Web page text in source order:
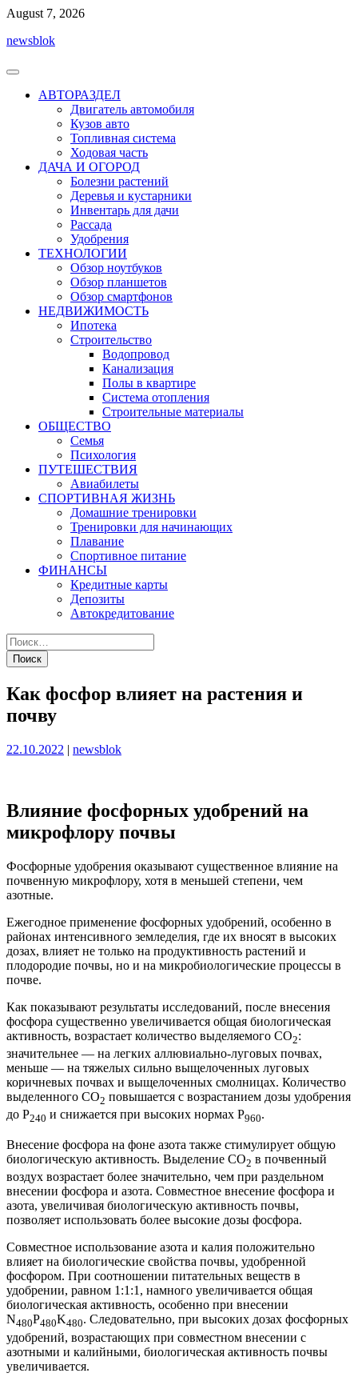
Перейти
содержимому
August 7, 2026
newsblok
АВТОРАЗДЕЛ
Двигатель автомобиля
Кузов авто
Топливная система
Ходовая часть
ДАЧА И ОГОРОД
Болезни растений
Деревья и кустарники
Инвентарь для дачи
Рассада
Удобрения
ТЕХНОЛОГИИ
Обзор ноутбуков
Обзор планшетов
Обзор смартфонов
НЕДВИЖИМОСТЬ
Ипотека
Строительство
Водопровод
Канализация
Полы в квартире
Система отопления
Строительные материалы
ОБЩЕСТВО
Семья
Психология
ПУТЕШЕСТВИЯ
Авиабилеты
СПОРТИВНАЯ ЖИЗНЬ
Домашние тренировки
Тренировки для начинающих
Плавание
Спортивное питание
ФИНАНСЫ
Кредитные карты
Депозиты
Автокредитование
Как фосфор влияет на растения и
почву
Опубликовано
22.10.2022 | Опубликовано
newsblok
Влияние фосфорных удобрений на
микрофлору почвы
Фосфорные удобрения оказывают существенное влияние на
почвенную микрофлору, хотя в меньшей степени, чем
азотные.
Ежегодное применение фосфорных удобрений, особенно в
районах интенсивного земледелия, где их вносят в высоких
дозах, влияет не только на продуктивность растений и
плодородие почвы, но и на микробиологические процессы в
почве.
Как показывают результаты исследований, после внесения
фосфора существенно увеличивается общая биологическая
активность, возрастает количество выделяемого СO2:
значительнее — на легких аллювиально-луговых почвах,
меньше — на тяжелых сильно выщелоченных луговых
коричневых почвах и выщелоченных смолницах. Количество
выделенного СO2 повышается с возрастанием дозы удобрения
до Р240 и снижается при высоких нормах Р960.
Внесение фосфора на фоне азота также стимулирует общую
биологическую активность. Выделение СO2 в почвенный
воздух возрастает более значительно, чем при раздельном
внесении фосфора и азота. Совместное внесение фосфора и
азота, увеличивая биологическую активность почвы,
позволяет использовать более высокие дозы фосфора.
Совместное использование азота и калия положительно
влияет на биологические свойства почвы, удобренной
фосфором. При соотношении питательных веществ в
удобрении, равном 1:1:1, намного увеличивается общая
биологическая активность, особенно при внесении
N480P480K480. Следовательно, при высоких дозах фосфорных
удобрений, возрастающих при совместном внесении с
азотными и калийными, биологическая активность почвы
увеличивается.